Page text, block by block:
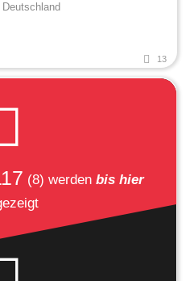
13
(8) werden bis hier